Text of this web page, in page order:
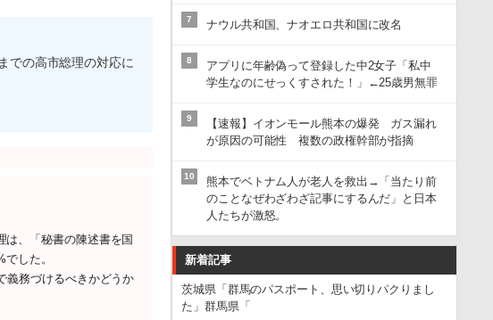
での高市総理の対応に
は、「秘書の陳述書を国
した。
義務づけるべきかどうか
7 ナウル共和国、ナオエロ共和国に改名
8
アプリに年齢偽って登録した中2女子「私中
学生なのにせっくすされた！」←25歳男無罪
9
【速報】イオンモール熊本の爆発 ガス漏れ
が原因の可能性 複数の政権幹部が指摘
10
熊本でベトナム人が老人を救出→「当たり前
のことなぜわざわざ記事にするんだ」と日本
人たちが激怒。
新着記事
茨城県「群馬のパスポート、思い切りパクりまし
た」群馬県「